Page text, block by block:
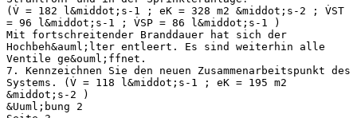
(V̇ = 182 l&middot;s-1 ; eK = 328 m2 &middot;s-2 ; V̇ST
= 96 l&middot;s-1 ; V̇SP = 86 l&middot;s-1 )
Mit fortschreitender Branddauer hat sich der
Hochbeh&auml;lter entleert. Es sind weiterhin alle
Ventile ge&ouml;ffnet.
7. Kennzeichnen Sie den neuen Zusammenarbeitspunkt des
Systems. (V̇ = 118 l&middot;s-1 ; eK = 195 m2
&middot;s-2 )
&Uuml;bung 2